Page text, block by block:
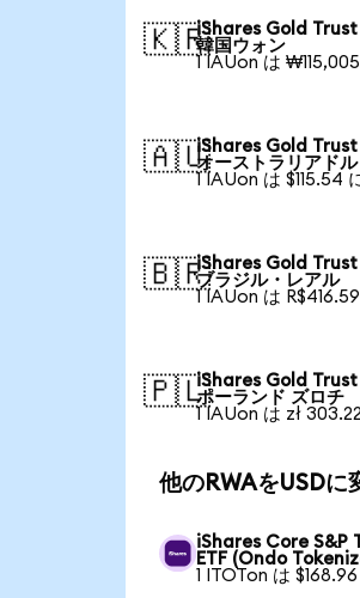
🇰🇷iShares Gold
韓国ウォン
1 IAUon は
🇦🇺iShares Gold
オーストラリアドル
1 IAUon は $115.54
🇧🇷iShares Gold
ブラジル・レアル
1 IAUon は
🇵🇱iShares Gold
ポーランド ズロチ
1 IAUon は zł
他のRWAをUSDに
iShares Core S&P
ETF (Ondo
1 ITOTon は